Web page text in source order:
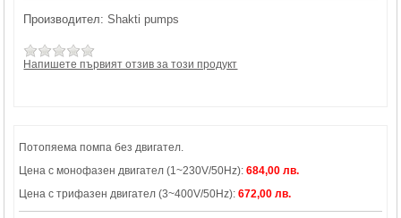
Производител: Shakti pumps
Напишете първият отзив за този продукт
Потопяема помпа без двигател.
Цена с монофазен двигател (1~230V/50Hz):684,00 лв.
Цена с трифазен двигател (3~400V/50Hz):672,00 лв.